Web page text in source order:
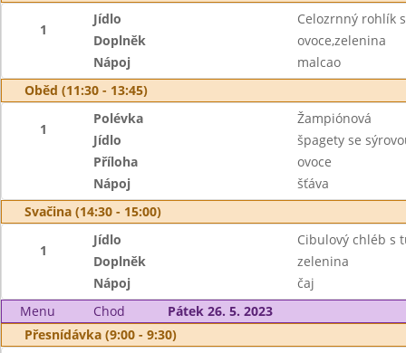
1
Jídlo
Celozrnný rohlík
Doplněk
ovoce,zelenina
Nápoj
malcao
Oběd (11:30 - 13:45)
1
Polévka
Žampiónová
Jídlo
špagety se
Příloha
ovoce
Nápoj
šťáva
Svačina (14:30 - 15:00)
1
Jídlo
Cibulový chléb s
Doplněk
zelenina
Nápoj
čaj
Menu
Chod
Pátek 26. 5. 2023
Přesnídávka (9:00 - 9:30)